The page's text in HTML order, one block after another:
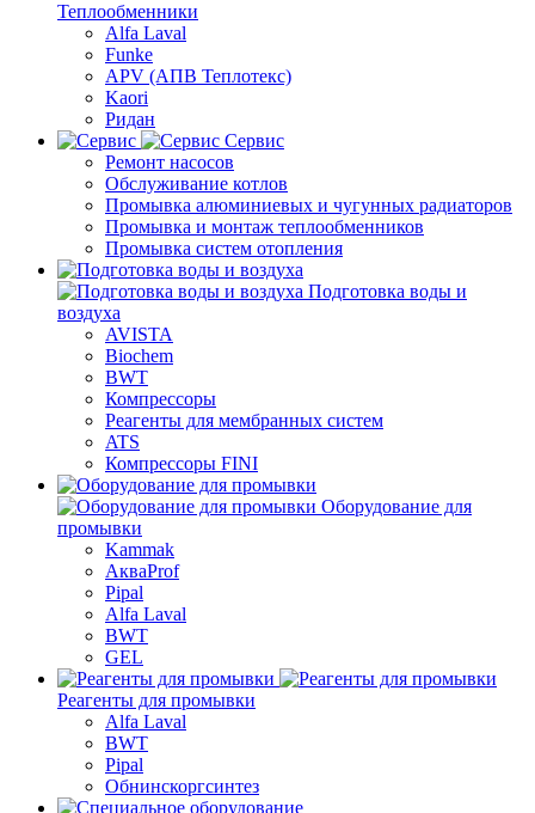
Теплообменники
Alfa Laval
Funke
APV (АПВ Теплотекс)
Kaori
Ридан
Сервис
Ремонт насосов
Обслуживание котлов
Промывка алюминиевых и чугунных радиаторов
Промывка и монтаж теплообменников
Промывка систем отопления
Подготовка воды и
воздуха
AVISTA
Biochem
BWT
Компрессоры
Реагенты для мембранных систем
ATS
Компрессоры FINI
Оборудование для
промывки
Kammak
АкваProf
Pipal
Alfa Laval
BWT
GEL
Реагенты для промывки
Alfa Laval
BWT
Pipal
Обнинскоргсинтез